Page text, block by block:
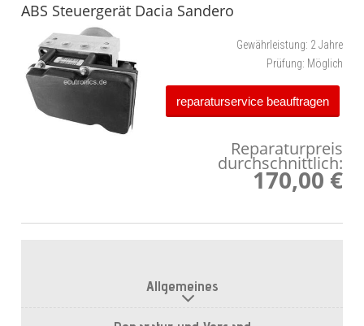
ABS Steuergerät Dacia Sandero
Gewährleistung: 2 Jahre
Prüfung: Möglich
reparaturservice beauftragen
Reparaturpreis
durchschnittlich:
170,00 €
Allgemeines